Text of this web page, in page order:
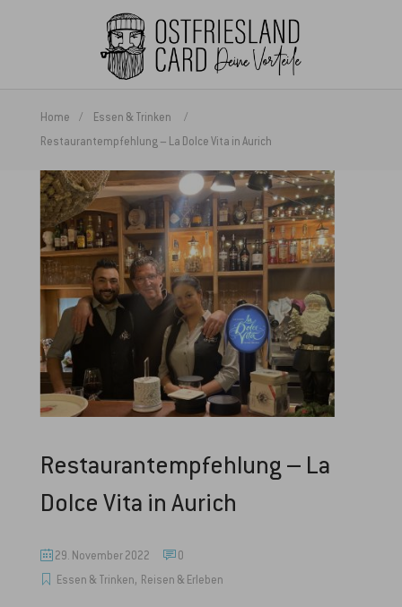
Home Essen & Trinken
Restaurantempfehlung – La Dolce Vita in Aurich
Restaurantempfehlung – La
Dolce Vita in Aurich
29. November 2022 0
Essen & Trinken, Reisen & Erleben